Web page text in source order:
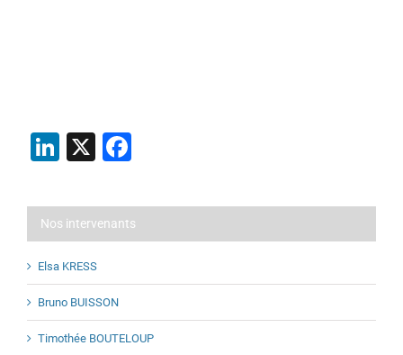
LinkedIn
X
Nos intervenants
Elsa KRESS
Bruno BUISSON
Timothée BOUTELOUP